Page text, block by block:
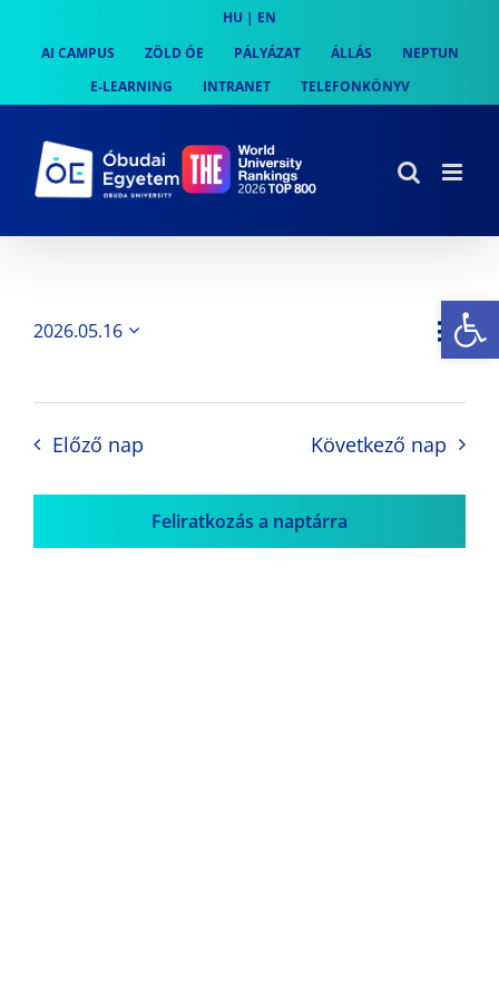
content
HU | EN
AI CAMPUS
ZÖLD ÓE PÁLYÁZAT ÁLLÁS
NEPTUN
E-LEARNING
INTRANET TELEFONKÖNYV
Nap
2026.05.16
Előző nap Következő nap
Feliratkozás a naptárra